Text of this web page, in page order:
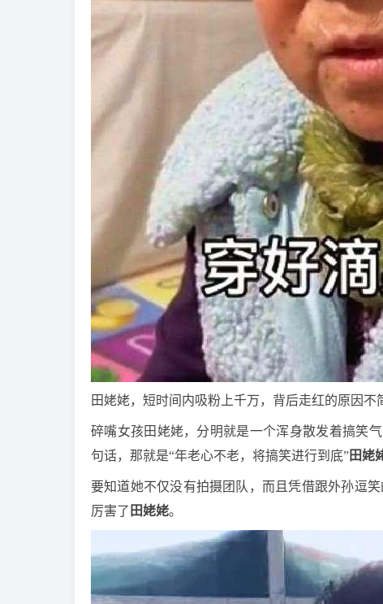
田姥姥，短时间内吸粉上千万，背后走红的原因不
碎嘴女孩田姥姥，分明就是一个浑身散发着搞笑
句话，那就是“年老心不老，将搞笑进行到底”田姥
要知道她不仅没有拍摄团队，而且凭借跟外孙逗
厉害了 田姥姥。